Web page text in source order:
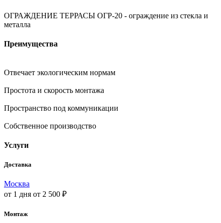
ОГРАЖДЕНИЕ ТЕРРАСЫ ОГР-20 - ограждение из стекла и
металла
Преимущества
Отвечает экологическим нормам
Простота и скорость монтажа
Пространство под коммуникации
Собственное производство
Услуги
Доставка
Москва
от 1 дня от 2 500 ₽
Монтаж